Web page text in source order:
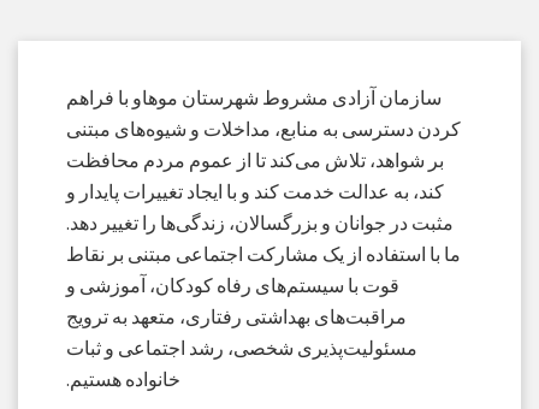
سازمان آزادی مشروط شهرستان موهاو با فراهم
کردن دسترسی به منابع، مداخلات و شیوه‌های مبتنی
بر شواهد، تلاش می‌کند تا از عموم مردم محافظت
کند، به عدالت خدمت کند و با ایجاد تغییرات پایدار و
مثبت در جوانان و بزرگسالان، زندگی‌ها را تغییر دهد.
ما با استفاده از یک مشارکت اجتماعی مبتنی بر نقاط
قوت با سیستم‌های رفاه کودکان، آموزشی و
مراقبت‌های بهداشتی رفتاری، متعهد به ترویج
مسئولیت‌پذیری شخصی، رشد اجتماعی و ثبات
خانواده هستیم.